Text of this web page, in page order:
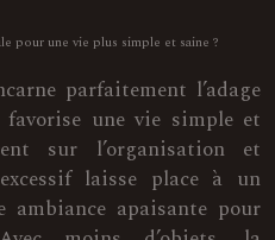
pour une vie plus simple et saine ?
parfaitement l’adage
favorise une vie simple et
sur l’organisation et
laisse place à un
ambiance apaisante pour